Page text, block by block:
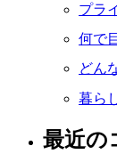
プラ
何で
どん
暮ら
最近の